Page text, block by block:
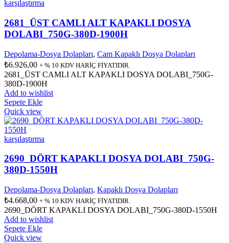
karşılaştırma
2681_ÜST CAMLI ALT KAPAKLI DOSYA
DOLABI_750G-380D-1900H
Depolama-Dosya Dolapları, Cam Kapaklı Dosya Dolapları
₺6.926,00 + % 10 KDV HARİÇ FİYATIDIR.
2681_ÜST CAMLI ALT KAPAKLI DOSYA DOLABI_750G-
380D-1900H
Add to wishlist
Sepete Ekle
Quick view
karşılaştırma
2690_DÖRT KAPAKLI DOSYA DOLABI_750G-
380D-1550H
Depolama-Dosya Dolapları, Kapaklı Dosya Dolapları
₺4.668,00 + % 10 KDV HARİÇ FİYATIDIR.
2690_DÖRT KAPAKLI DOSYA DOLABI_750G-380D-1550H
Add to wishlist
Sepete Ekle
Quick view